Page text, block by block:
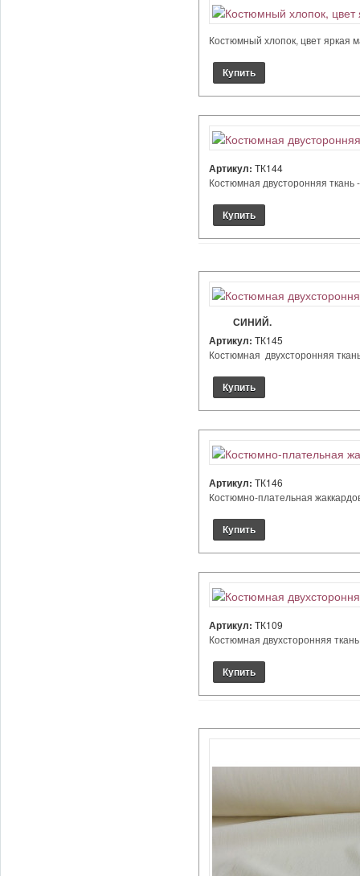
Костюмный хлопок, цвет яркая
Артикул: ТК144
Костюмная двусторонняя
СИНИЙ.
Артикул: ТК145
Костюмная двухсторонняя
Артикул: ТК146
Костюмно-плательная
Артикул: ТК109
Костюмная двухсторонняя